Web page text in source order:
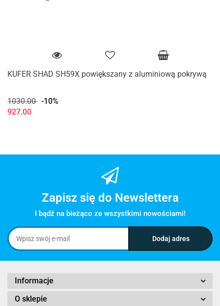
KUFER SHAD SH59X powiększany z aluminiową pokrywą
1030.00 -10%
927.00
Zapisz się do Newslettera
I bądź na bieżąco ze wszystkimi nowościami!
Informacje
O sklepie